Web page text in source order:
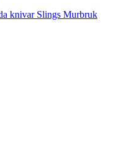
knivar Slings Murbruk